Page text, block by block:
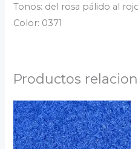
Tonos: del rosa pálido al
Color: 0371
Productos